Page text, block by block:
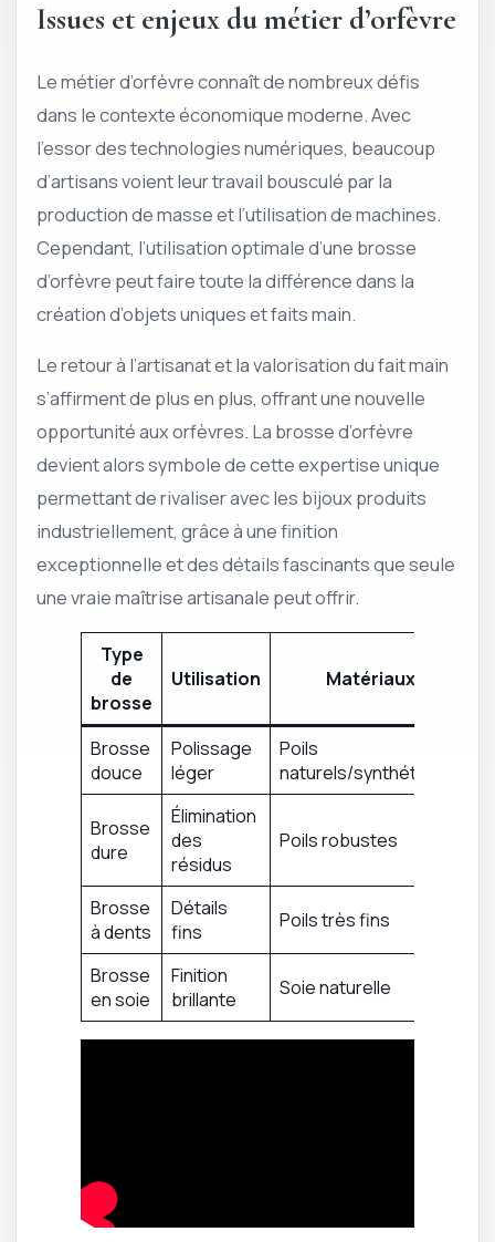
Issues et enjeux du métier d’orfèvre
Le métier d’orfèvre connaît de nombreux défis
dans le contexte économique moderne. Avec
l’essor des technologies numériques, beaucoup
d’artisans voient leur travail bousculé par la
production de masse et l’utilisation de machines.
Cependant, l’utilisation optimale d’une brosse
d’orfèvre peut faire toute la différence dans la
création d’objets uniques et faits main.
Le retour à l’artisanat et la valorisation du fait main
s’affirment de plus en plus, offrant une nouvelle
opportunité aux orfèvres. La brosse d’orfèvre
devient alors symbole de cette expertise unique
permettant de rivaliser avec les bijoux produits
industriellement, grâce à une finition
exceptionnelle et des détails fascinants que seule
une vraie maîtrise artisanale peut offrir.
Type
de
brosse
Utilisation Matériaux
Brosse
douce
Polissage
léger
Poils
naturels/synthétiques
Brosse
dure
Élimination
des
résidus
Poils robustes
Brosse
à dents
Détails
fins
Poils très fins
Brosse
en soie
Finition
brillante
Soie naturelle